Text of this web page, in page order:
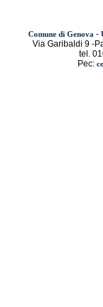
Comune di Genova -
Via Garibaldi 9 -
tel.
Pec: